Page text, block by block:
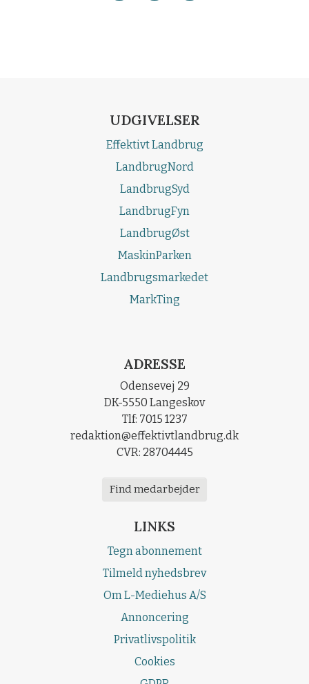
UDGIVELSER
Effektivt Landbrug
LandbrugNord
LandbrugSyd
LandbrugFyn
LandbrugØst
MaskinParken
Landbrugsmarkedet
MarkTing
ADRESSE
Odensevej 29
DK-5550 Langeskov
Tlf: 7015 1237
redaktion@effektivtlandbrug.dk
CVR: 28704445
Find medarbejder
LINKS
Tegn abonnement
Tilmeld nyhedsbrev
Om L-Mediehus A/S
Annoncering
Privatlivspolitik
Cookies